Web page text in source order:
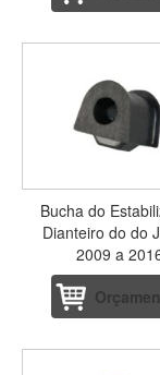
Bucha do
Dianteiro do do
2009 a